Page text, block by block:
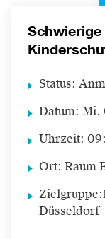
Status:
Datum: Mi.
Uhrzeit:
Ort: Raum
Zielgruppe:
Düsseldorf